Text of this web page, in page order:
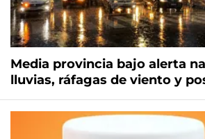
Media provincia bajo alerta
lluvias, ráfagas de viento y